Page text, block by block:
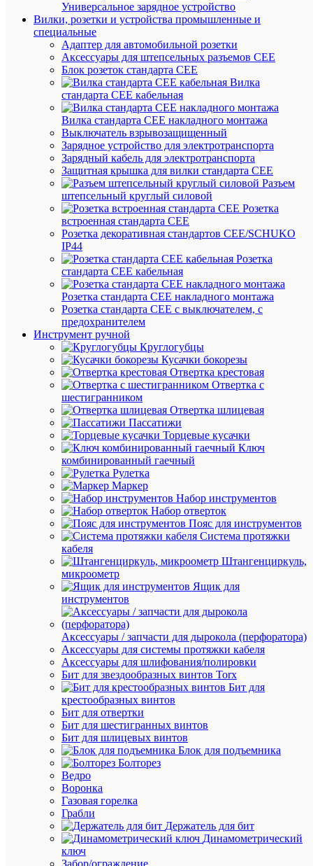
Универсальное зарядное устройство
Вилки, розетки и устройства промышленные и
специальные
Адаптер для автомобильной розетки
Аксессуары для штепсельных разъемов CEE
Блок розеток стандарта CEE
Вилка
стандарта CEE кабельная
Вилка стандарта CEE накладного монтажа
Выключатель взрывозащищенный
Зарядное устройство для электротранспорта
Зарядный кабель для электротранспорта
Защитная крышка для вилки стандарта CEE
Разъем
штепсельный круглый силовой
Розетка
встроенная стандарта CEE
Розетка декоративная стандартов CEE/SCHUKO
IP44
Розетка
стандарта СЕЕ кабельная
Розетка стандарта СЕЕ накладного монтажа
Розетка стандарта СЕЕ с выключателем, с
предохранителем
Инструмент ручной
Круглогубцы
Кусачки бокорезы
Отвертка крестовая
Отвертка с
шестигранником
Отвертка шлицевая
Пассатижи
Торцевые кусачки
Ключ
комбинированный гаечный
Рулетка
Маркер
Набор инструментов
Набор отверток
Пояс для инструментов
Система протяжки
кабеля
Штангенциркуль,
микроометр
Ящик для
инструментов
Аксессуары / запчасти для дырокола (перфоратора)
Аксессуары для системы протяжки кабеля
Аксессуары для шлифования/полировки
Бит для звездообразных винтов Torx
Бит для
крестообразных винтов
Бит для отвертки
Бит для шестигранных винтов
Бит для шлицевых винтов
Блок для подъемника
Болторез
Ведро
Воронка
Газовая горелка
Грабли
Держатель для бит
Динамометрический
ключ
Забор/ограждение
Быстрый
T8-
М-
10Вт
6500К
800Лм
мат.
125.09
/
шт.
В
220В